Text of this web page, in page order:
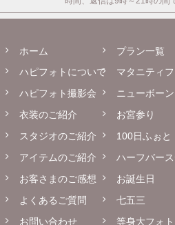
ホーム
ハピフォトについて
ハピフォト撮影会
衣装のご紹介
スタジオのご紹介
アイテムのご紹介
お客さまのご感想
よくあるご質問
お問い合わせ
プラン一覧
マタニティフ
ニューボー
お宮参り
100日ふぉと
ハーフバー
お誕生日
七五三
等身大フォト